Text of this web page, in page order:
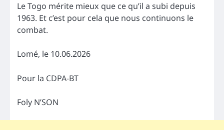
Le Togo mérite mieux que ce qu’il a subi depuis
1963. Et c’est pour cela que nous continuons le
combat.
Lomé, le 10.06.2026
Pour la CDPA-BT
Foly N’SON